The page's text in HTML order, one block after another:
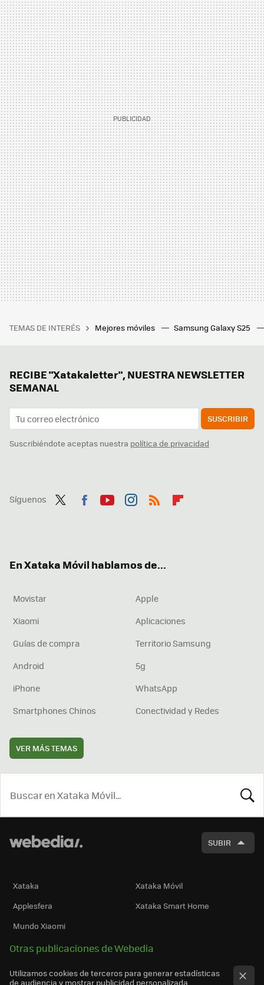
TEMAS DE INTERÉS Mejores móviles Samsung Galaxy S25
RECIBE "Xatakaletter", NUESTRA NEWSLETTER
SEMANAL
SUSCRIBIR
Suscribiéndote aceptas nuestra política de privacidad
Síguenos
En Xataka Móvil hablamos de...
Movistar
Apple
Xiaomi
Aplicaciones
Guías de compra
Territorio Samsung
Android
5g
iPhone
WhatsApp
Smartphones Chinos
Conectividad y Redes
VER MÁS TEMAS
SUBIR
Xataka
Xataka Móvil
Applesfera
Xataka Smart Home
Mundo Xiaomi
Otras publicaciones de Webedia
Utilizamos cookies de terceros para generar estadísticas
de audiencia y mostrar publicidad personalizada